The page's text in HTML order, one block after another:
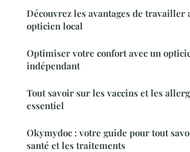
Découvrez les avantages de travailler
opticien local
Optimiser votre confort avec un
indépendant
Tout savoir sur les vaccins et les
essentiel
Okymydoc : votre guide pour tout
santé et les traitements